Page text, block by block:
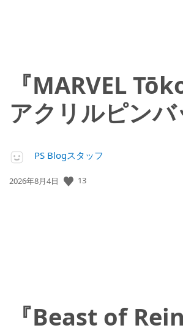
『MARVEL
アクリルピン
PS Blogスタッフ
公
2026年8月4日 13
『Beast of